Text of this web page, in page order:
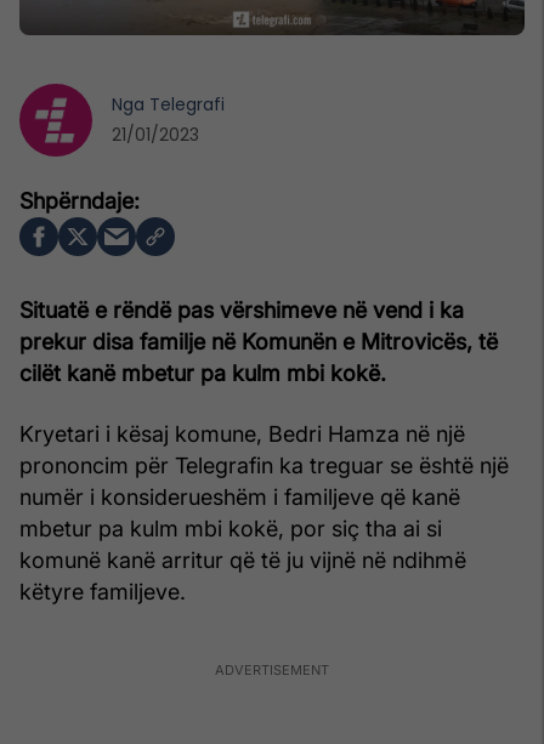
Situatë e rëndë pas vërshimeve në vend i ka
prekur disa familje në Komunën e Mitrovicës, të
cilët kanë mbetur pa kulm mbi kokë.
Kryetari i kësaj komune, Bedri Hamza në një
prononcim për Telegrafin ka treguar se është një
numër i konsiderueshëm i familjeve që kanë
mbetur pa kulm mbi kokë, por siç tha ai si
komunë kanë arritur që të ju vijnë në ndihmë
këtyre familjeve.
Nga Telegrafi
21/01/2023